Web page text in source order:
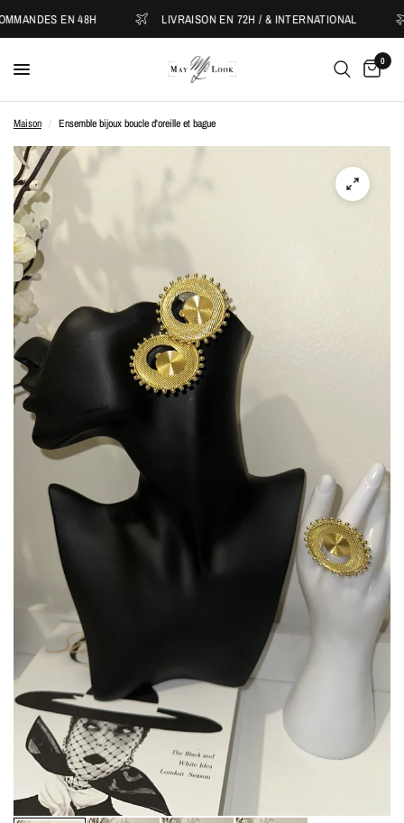
EN 48H LIVRAISON EN 72H / & INTERNATIONAL
0
Maison / Ensemble bijoux boucle d'oreille et bague